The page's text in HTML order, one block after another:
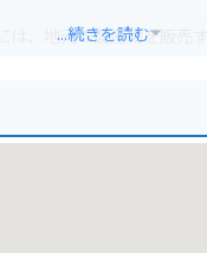
は、地元の農産物を販売
季節には一面が黄色の絨
なる滝川市丸加高原な
...続きを読む